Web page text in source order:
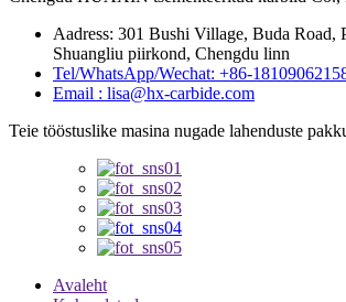
Aadress: 301 Bushi Village, Buda Road,
Shuangliu piirkond, Chengdu linn
Tel/WhatsApp/Wechat: +86-
Email : lisa@hx-carbide.com
Teie tööstuslike masina nugade lahenduste
Avaleht